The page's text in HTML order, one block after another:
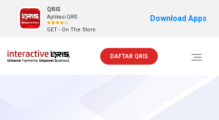
QRIS
Aplikasi QRIS
GET - On The Store
Download Apps
Toggle
DAFTAR QRIS